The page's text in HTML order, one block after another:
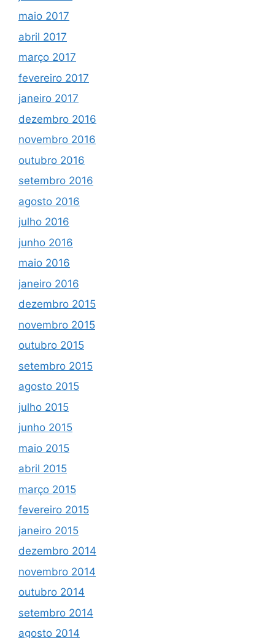
maio 2017
abril 2017
março 2017
fevereiro 2017
janeiro 2017
dezembro 2016
novembro 2016
outubro 2016
setembro 2016
agosto 2016
julho 2016
junho 2016
maio 2016
janeiro 2016
dezembro 2015
novembro 2015
outubro 2015
setembro 2015
agosto 2015
julho 2015
junho 2015
maio 2015
abril 2015
março 2015
fevereiro 2015
janeiro 2015
dezembro 2014
novembro 2014
outubro 2014
setembro 2014
agosto 2014